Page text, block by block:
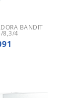
BANDIT
8,3/4